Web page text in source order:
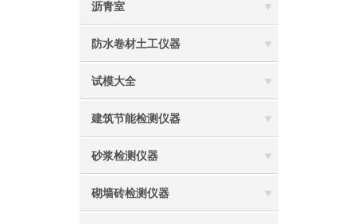
沥青室
防水卷材土工仪器
试模大全
建筑节能检测仪器
砂浆检测仪器
砌墙砖检测仪器